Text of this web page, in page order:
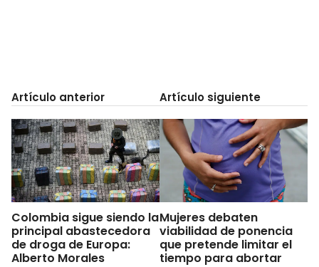
Artículo anterior
Colombia sigue siendo la
principal abastecedora
de droga de Europa:
Alberto Morales
Artículo siguiente
Mujeres debaten
viabilidad de ponencia
que pretende limitar el
tiempo para abortar